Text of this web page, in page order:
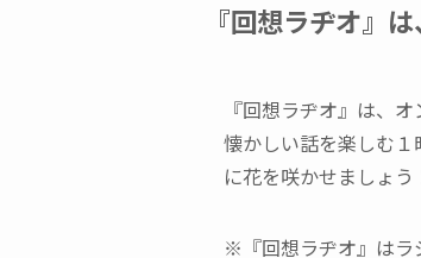
『回想ラヂオ』
『回想ラヂオ』は、
懐かしい話を楽しむ
に花を咲かせましょう
※『回想ラヂオ』はラ